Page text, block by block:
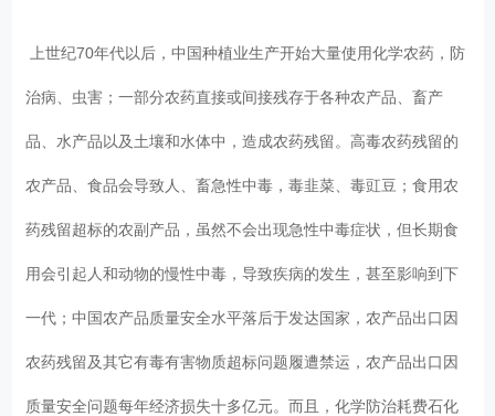
上世纪70年代以后，中国种植业生产开始大量使用化学农药，防
治病、虫害；一部分农药直接或间接残存于各种农产品、畜产
品、水产品以及土壤和水体中，造成农药残留。高毒农药残留的
农产品、食品会导致人、畜急性中毒，毒韭菜、毒豇豆；食用农
药残留超标的农副产品，虽然不会出现急性中毒症状，但长期食
用会引起人和动物的慢性中毒，导致疾病的发生，甚至影响到下
一代；中国农产品质量安全水平落后于发达国家，农产品出口因
农药残留及其它有毒有害物质超标问题履遭禁运，农产品出口因
质量安全问题每年经济损失十多亿元。而且，化学防治耗费石化